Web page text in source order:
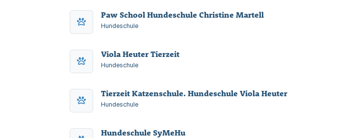
Paw School Hundeschule Christine Martell
Hundeschule
Viola Heuter Tierzeit
Hundeschule
Tierzeit Katzenschule. Hundeschule Viola Heuter
Hundeschule
Hundeschule SyMeHu